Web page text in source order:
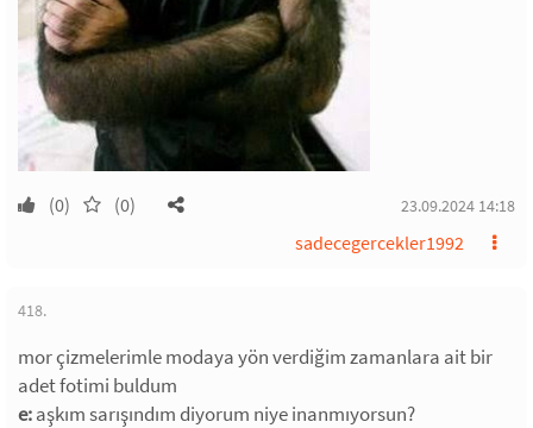
(0) (0) 23.09.2024 14:18
sadecegercekler1992
418.
mor çizmelerimle modaya yön verdiğim zamanlara ait bir
adet fotimi buldum
e:aşkım sarışındım diyorum niye inanmıyorsun?